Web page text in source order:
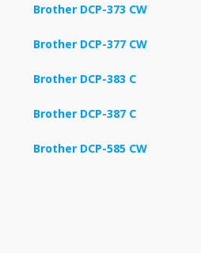
Brother DCP-373 CW
Brother DCP-377 CW
Brother DCP-383 C
Brother DCP-387 C
Brother DCP-585 CW